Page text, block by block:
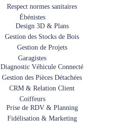
Respect normes sanitaires
Ébénistes
Design 3D & Plans
Gestion des Stocks de Bois
Gestion de Projets
Garagistes
Diagnostic Véhicule Connecté
Gestion des Pièces Détachées
CRM & Relation Client
Coiffeurs
Prise de RDV & Planning
Fidélisation & Marketing